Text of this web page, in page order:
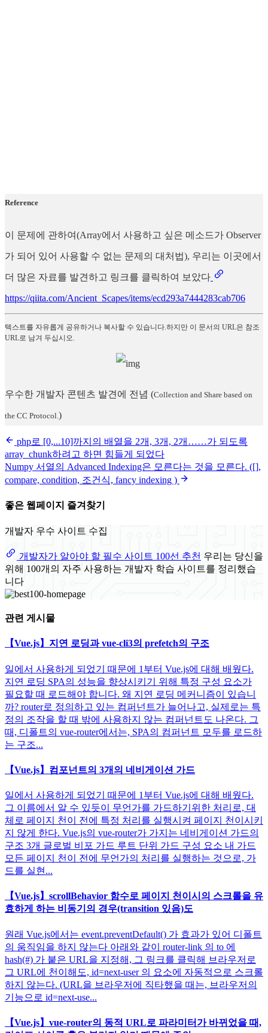
Reference
이 문제에 관하여(Array에서 사용하고 싶은 메소드가 Observer
가 되어 있어 사용할 수 없는 문제의 대처법), 우리는 이곳에서
더 많은 자료를 발견하고 링크를 클릭하여 보았다
https://qiita.com/Ancient_Scapes/items/ecd293a7444283cab706
텍스트를 자유롭게 공유하거나 복사할 수 있습니다.하지만 이 문서의 URL은 참조
URL로 남겨 두십시오.
우수한 개발자 콘텐츠 발견에 전념 (Collection and Share based on
the CC Protocol. )
php로 [0,...10]까지의 배열을 2개, 3개, 2개……가 되도록
array_chunk하려고 하면 힘들게 되었다
Numpy 서열의 Advanced Indexing은 모른다는 것을 모른다. ([],
compare, condition, 조건식, fancy indexing )
좋은 웹페이지 즐겨찾기
개발자 우수 사이트 수집
개발자가 알아야 할 필수 사이트 100선 추천 우리는 당신을
위해 100개의 자주 사용하는 개발자 학습 사이트를 정리했습
니다
관련 게시물
【Vue.js】지연 로딩과 vue-cli3의 prefetch의 구조
일에서 사용하게 되었기 때문에 1부터 Vue.js에 대해 배웠다.
지연 로딩 SPA의 성능을 향상시키기 위해 특정 구성 요소가
필요할 때 로드해야 합니다. 왜 지연 로딩 메커니즘이 있습니
까? router로 정의하고 있는 컴퍼넌트가 늘어나고, 실제로는 특
정의 조작을 할 때 밖에 사용하지 않는 컴퍼넌트도 나온다. 그
때, 디폴트의 vue-router에서는, SPA의 컴퍼넌트 모두를 로드하
는 구조...
【Vue.js】컴포넌트의 3개의 네비게이션 가드
일에서 사용하게 되었기 때문에 1부터 Vue.js에 대해 배웠다.
그 이름에서 알 수 있듯이 무언가를 가드하기위한 처리로, 대
체로 페이지 천이 전에 특정 처리를 실행시켜 페이지 천이시키
지 않게 한다. Vue.js의 vue-router가 가지는 네비게이션 가드의
구조 3개 글로벌 비포 가드 루트 단위 가드 구성 요소 내 가드
모든 페이지 천이 전에 무언가의 처리를 실행하는 것으로, 가
드를 실현...
【Vue.js】scrollBehavior 함수로 페이지 천이시의 스크롤을 유
효하게 하는 비동기의 경우(transition 있음)도
원래 Vue.js에서는 event.preventDefault() 가 효과가 있어 디폴트
의 움직임을 하지 않는다 아래와 같이 router-link 의 to 에
hash(#) 가 붙은 URL을 지정해, 그 링크를 클릭해 브라우저로
그 URL에 천이해도, id=next-user 의 요소에 자동적으로 스크롤
하지 않는다. (URL을 브라우저에 직타했을 때는, 브라우저의
기능으로 id=next-use...
【Vue.js】vue-router의 동적 URL로 파라미터가 바뀌었을 때,